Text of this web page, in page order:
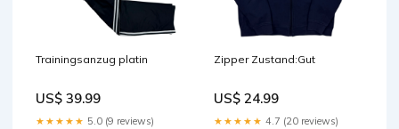
Trainingsanzug platin
US$ 39.99
★★★★★ 5.0 (9 reviews)
Zipper Zustand:Gut
US$ 24.99
★★★★★ 4.7 (20 reviews)